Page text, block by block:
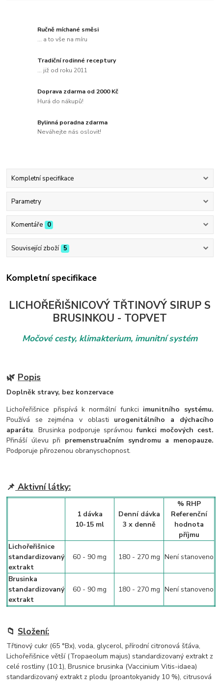
Ručně míchané směsi
... a to vše na míru
Tradiční rodinné receptury
... již od roku 2011
Doprava zdarma od 2000 Kč
Hurá do nákupů!
Bylinná poradna zdarma
Neváhejte nás oslovit!
Kompletní specifikace
Parametry
Komentáře 0
Související zboží 5
Kompletní specifikace
LICHOŘEŘIŠNICOVÝ TŘTINOVÝ SIRUP S
BRUSINKOU - TOPVET
Močové cesty, klimakterium, imunitní systém
🌿 Popis
Doplněk stravy, bez konzervace
Lichořeřišnice přispívá k normální funkci imunitního systému.
Používá se zejména v oblasti urogenitálního a dýchacího
aparátu. Brusinka podporuje správnoufunkci močových cest.
Přináší úlevu při premenstruačním syndromu a menopauze.
Podporuje přirozenou obranyschopnost.
📌 Aktivní látky:
1 dávka
10-15 ml
Denní dávka
3 x denně
% RHP
Referenční
hodnota
příjmu
Lichořeřišnice
standardizovaný
extrakt
60 - 90 mg 180 - 270 mg Není stanoveno
Brusinka
standardizovaný
extrakt
60 - 90 mg 180 - 270 mg Není stanoveno
📁 Složení:
Třtinový cukr (65 °Bx), voda, glycerol, přírodní citronová šťáva,
Lichořeřišnice větší (Tropaeolum majus) standardizovaný extrakt z
celé rostliny (10:1), Brusnice brusinka (Vaccinium Vitis-idaea)
standardizovaný extrakt z plodu (proantokyanidy 10 %), citrusová